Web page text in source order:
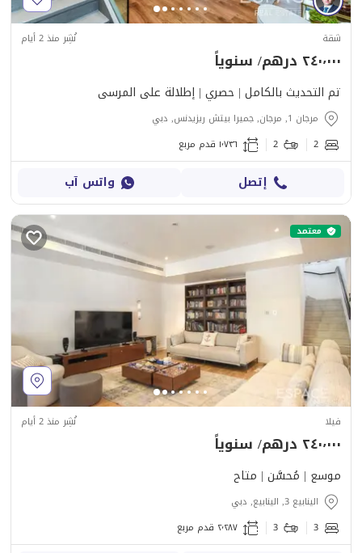
شقة نُشِر منذ 2 أيام
٢٤٠٬٠٠٠ درهم/ سنوياً
تم التحديث بالكامل | حصري | إطلالة على المرسى
مرجان 1, مرجان, جميرا بيتش ريزيدنس, دبي
2
2 ١٬٧٣٦ قدم مربع
إتصل واتس آب
معتمد
فيلا نُشِر منذ 2 أيام
٢٤٠٬٠٠٠ درهم/ سنوياً
موسع | مُحسَّن | متاح
الينابيع 3, الينابيع, دبي
3
3 ٢٬٢٨٧ قدم مربع